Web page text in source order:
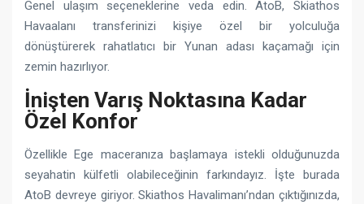
Genel ulaşım seçeneklerine veda edin. AtoB, Skiathos
Havaalanı transferinizi kişiye özel bir yolculuğa
dönüştürerek rahatlatıcı bir Yunan adası kaçamağı için
zemin hazırlıyor.
İnişten Varış Noktasına Kadar
Özel Konfor
Özellikle Ege maceranıza başlamaya istekli olduğunuzda
seyahatin külfetli olabileceğinin farkındayız. İşte burada
AtoB devreye giriyor. Skiathos Havalimanı’ndan çıktığınızda,